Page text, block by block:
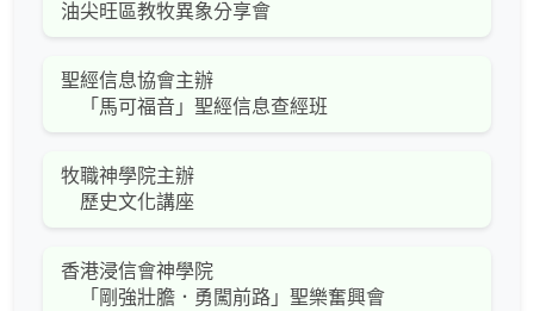
油尖旺區教牧異象分享會
聖經信息協會主辦
「馬可福音」聖經信息查經班
牧職神學院主辦
歷史文化講座
香港浸信會神學院
「剛強壯膽．勇闖前路」聖樂奮興會